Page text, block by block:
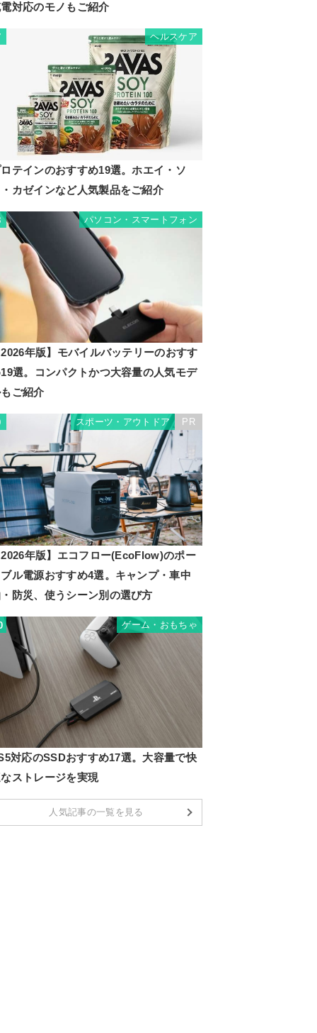
対応のモノもご紹介
ヘルスケア
テインのおすすめ19選。ホエイ・ソ
カゼインなど人気製品をご紹介
パソコン・スマートフォン
年版】モバイルバッテリーのおすす
選。コンパクトかつ大容量の人気モデ
ご紹介
スポーツ・アウトドア PR
年版】エコフロー(EcoFlow)のポー
ル電源おすすめ4選。キャンプ・車中
防災、使うシーン別の選び方
ゲーム・おもちゃ
対応のSSDおすすめ17選。大容量で快
ストレージを実現
人気記事の一覧を見る